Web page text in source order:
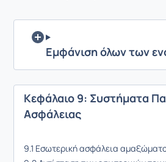
Εμφάνιση όλων των
Κεφάλαιο 9: Συστήματα
Ασφάλειας
9.1 Εσωτερική ασφάλεια